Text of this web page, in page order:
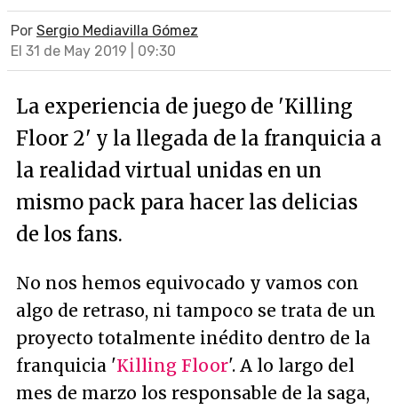
Por Sergio Mediavilla Gómez
El 31 de May 2019 | 09:30
La experiencia de juego de 'Killing
Floor 2' y la llegada de la franquicia a
la realidad virtual unidas en un
mismo pack para hacer las delicias
de los fans.
No nos hemos equivocado y vamos con
algo de retraso, ni tampoco se trata de un
proyecto totalmente inédito dentro de la
franquicia 'Killing Floor'. A lo largo del
mes de marzo los responsable de la saga,